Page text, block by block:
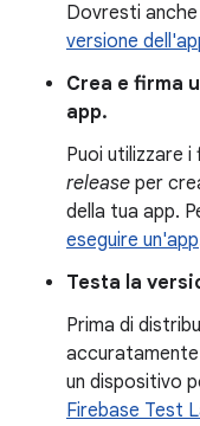
Dovresti anche
versione
Crea e firma
app.
Puoi utilizzare i
release per
della tua app.
eseguire un'app
Testa la
Prima di
accuratamente
un dispositivo
Firebase Test